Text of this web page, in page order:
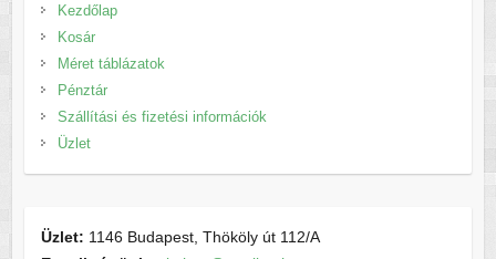
Kezdőlap
Kosár
Méret táblázatok
Pénztár
Szállítási és fizetési információk
Üzlet
Üzlet: 1146 Budapest, Thököly út 112/A